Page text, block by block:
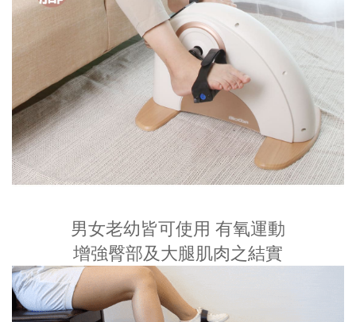
男女老幼皆可使用 有氧運動
增強臀部及大腿肌肉之結實